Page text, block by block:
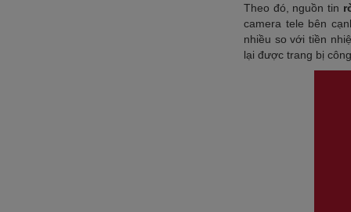
Theo đó, nguồn tin
camera tele bên
nhiều so với tiền
lại được trang bị